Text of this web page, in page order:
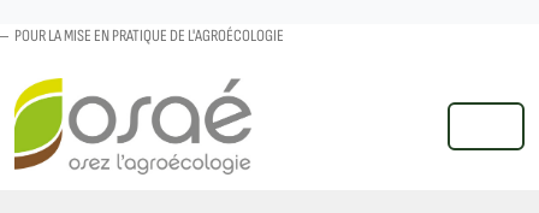
POUR LA MISE EN PRATIQUE DE L'AGROÉCOLOGIE
MENU